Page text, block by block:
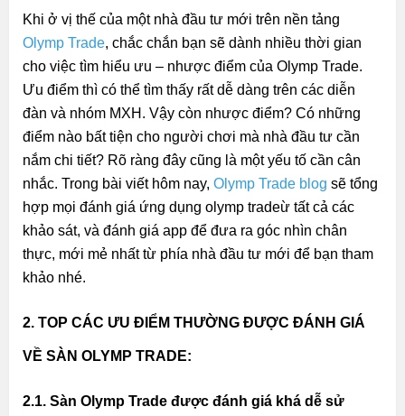
Khi ở vị thế của một nhà đầu tư mới trên nền tảng
Olymp Trade, chắc chắn bạn sẽ dành nhiều thời gian
cho việc tìm hiểu ưu – nhược điểm của Olymp Trade.
Ưu điểm thì có thể tìm thấy rất dễ dàng trên các diễn
đàn và nhóm MXH. Vậy còn nhược điểm? Có những
điểm nào bất tiện cho người chơi mà nhà đầu tư cần
nắm chi tiết? Rõ ràng đây cũng là một yếu tố cần cân
nhắc. Trong bài viết hôm nay, Olymp Trade blog sẽ tổng
hợp mọi đánh giá ứng dụng olymp tradeừ tất cả các
khảo sát, và đánh giá app để đưa ra góc nhìn chân
thực, mới mẻ nhất từ phía nhà đầu tư mới để bạn tham
khảo nhé.
2. TOP CÁC ƯU ĐIỂM THƯỜNG ĐƯỢC ĐÁNH GIÁ
VỀ SÀN OLYMP TRADE:
2.1. Sàn Olymp Trade được đánh giá khá dễ sử